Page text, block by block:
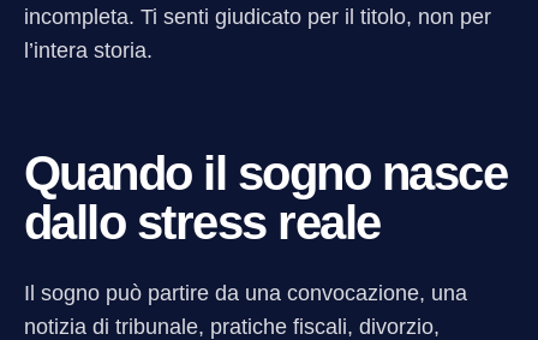
incompleta. Ti senti giudicato per il titolo, non per
l’intera storia.
Quando il sogno nasce
dallo stress reale
Il sogno può partire da una convocazione, una
notizia di tribunale, pratiche fiscali, divorzio,